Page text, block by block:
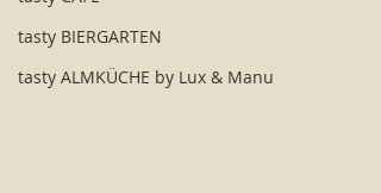
tasty BIERGARTEN
tasty ALMKÜCHE by Lux & Manu